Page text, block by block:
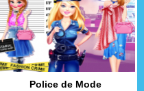
Police de Mode